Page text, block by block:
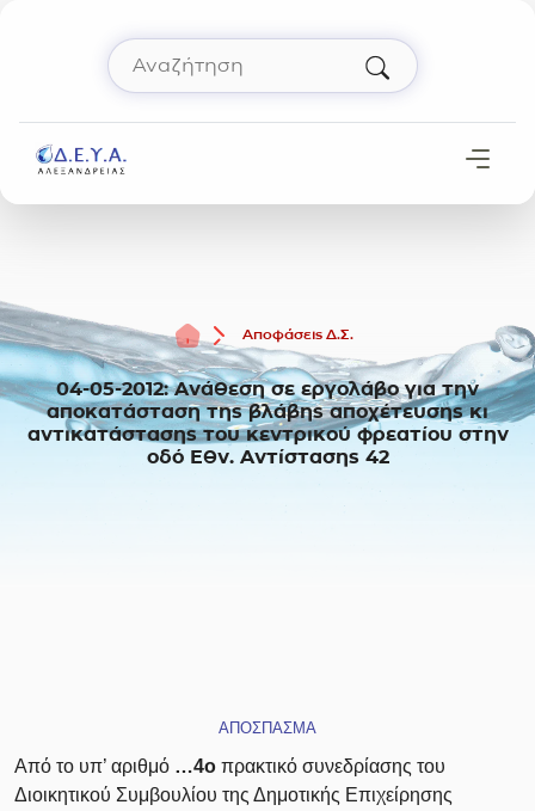
Αναζήτηση
ΑρχικήΑποφάσεις Δ.Σ.
04-05-2012: Ανάθεση σε εργολάβο για την
αποκατάσταση της βλάβης αποχέτευσης κι
αντικατάστασης του κεντρικού φρεατίου στην
οδό Εθν. Αντίστασης 42
ΑΠΟΣΠΑΣΜΑ
Από το υπ’ αριθμό …4ο πρακτικό συνεδρίασης του
Διοικητικού Συμβουλίου της Δημοτικής Επιχείρησης